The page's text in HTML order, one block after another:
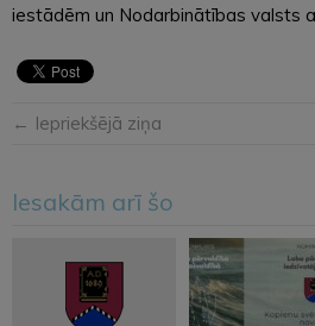
iestādēm un Nodarbinātības valsts
← Iepriekšējā ziņa
Iesakām arī šo